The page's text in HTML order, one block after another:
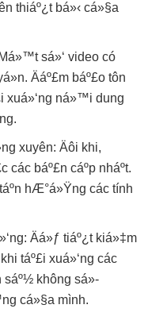
thiáº¿t bá»‹ cá»§a
sá»‘ video có
Äáº£m báº£o tôn
xuá»‘ng ná»™i dung
xuyên: Äôi khi,
các báº£n cáº­p nháº­t.
hÆ°á»Ÿng các tính
Äá»ƒ tiáº¿t kiá»‡m
táº£i xuá»‘ng các
sáº½ không sá»­
cá»§a mình.